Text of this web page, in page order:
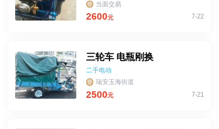
车 当面交易
2600元 7-22
三轮车 电瓶刚换
二手电动
车 瑞安玉海街道
2500元 7-21